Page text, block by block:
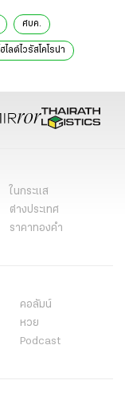
ศบค.
ฮไลต์ไวรัสโคโรน่า
ในกระแส
ต่างประเทศ
ราคาทองคำ
คอลัมน์
หวย
Podcast